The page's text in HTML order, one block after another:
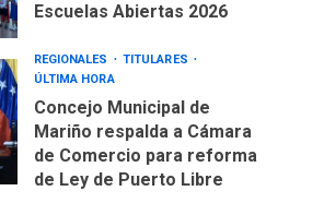
Escuelas Abiertas 2026
REGIONALES
TITULARES
ÚLTIMA HORA
Concejo Municipal de
Mariño respalda a Cámara
de Comercio para reforma
de Ley de Puerto Libre